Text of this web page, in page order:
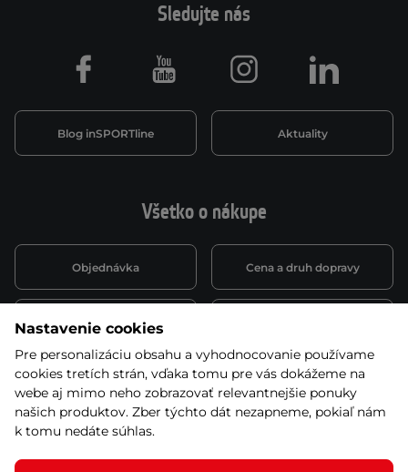
Všetko o nákupe
Objednávka Cena a druh dopravy
Spôsob platby
Montáž a servis Reklamácie a záruka
Kariéra
Sledujte nás
Blog inSPORTline Aktuality
Facebook Youtube Instagram LinkedIn
Nastavenie cookies
Pre personalizáciu obsahu a vyhodnocovanie používame
cookies tretích strán, vďaka tomu pre vás dokážeme na
webe aj mimo neho zobrazovať relevantnejšie ponuky
našich produktov. Zber týchto dát nezapneme, pokiaľ nám
k tomu nedáte súhlas.